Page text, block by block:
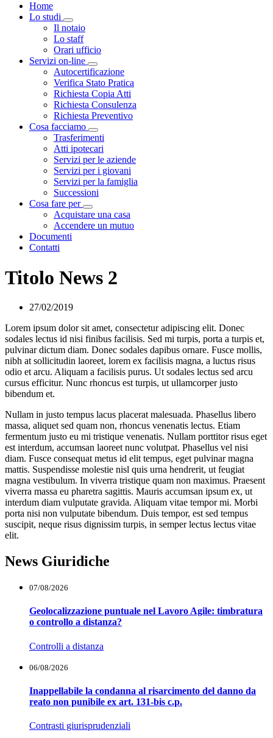
Home
Lo studi
Visualizza menù di secondo livello
Il notaio
Lo staff
Orari ufficio
Servizi on-line
Visualizza menù di secondo livello
Autocertificazione
Verifica Stato Pratica
Richiesta Copia Atti
Richiesta Consulenza
Richiesta Preventivo
Cosa facciamo
Visualizza menù di secondo livello
Trasferimenti
Atti ipotecari
Servizi per le aziende
Servizi per i giovani
Servizi per la famiglia
Successioni
Cosa fare per
Visualizza menù di secondo livello
Acquistare una casa
Accendere un mutuo
Documenti
Contatti
Titolo News 2
27/02/2019
Lorem ipsum dolor sit amet, consectetur adipiscing elit. Donec
sodales lectus id nisi finibus facilisis. Sed mi turpis, porta a turpis et,
pulvinar dictum diam. Donec sodales dapibus ornare. Fusce mollis,
nibh at sollicitudin laoreet, lorem ex facilisis magna, a luctus risus
odio et arcu. Aliquam a facilisis purus. Ut sodales lectus sed arcu
cursus efficitur. Nunc rhoncus est turpis, ut ullamcorper justo
bibendum et.
Nullam in justo tempus lacus placerat malesuada. Phasellus libero
massa, aliquet sed quam non, rhoncus venenatis lectus. Etiam
fermentum justo eu mi tristique venenatis. Nullam porttitor risus eget
est interdum, accumsan laoreet nunc volutpat. Phasellus vel nisi
diam. Fusce consequat metus id elit tempus, eget pulvinar magna
mattis. Suspendisse molestie nisl quis urna hendrerit, ut feugiat
magna vestibulum. In viverra tristique quam non maximus. Praesent
viverra massa eu pharetra sagittis. Mauris accumsan ipsum ex, ut
interdum diam vulputate gravida. Aliquam vitae tempor mi. Morbi
porta nisi non vulputate bibendum. Duis tempor, est sed tempus
suscipit, neque risus dignissim turpis, in semper lectus lectus vitae
elit.
News Giuridiche
07/08/2026
Geolocalizzazione puntuale nel Lavoro Agile: timbratura
o controllo a distanza?
Controlli a distanza
06/08/2026
Inappellabile la condanna al risarcimento del danno da
reato non punibile ex art. 131-bis c.p.
Contrasti giurisprudenziali